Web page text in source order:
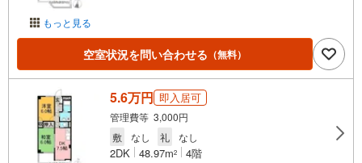
もっと見る
空室状況を問い合わせる （無料）
5.6万円 即入居可
管理費等 3,000円
敷
なし 礼 なし
2DK 48.97m2 4階